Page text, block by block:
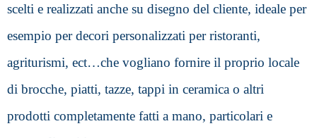
scelti e realizzati anche su disegno del cliente, ideale per
esempio per decori personalizzati per ristoranti,
agriturismi, ect…che vogliano fornire il proprio locale
di brocche, piatti, tazze, tappi in ceramica o altri
prodotti completamente fatti a mano, particolari e